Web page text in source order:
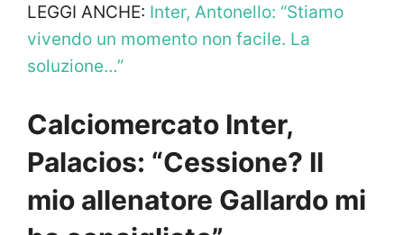
LEGGI ANCHE: Inter, Antonello: “Stiamo
vivendo un momento non facile. La
soluzione…”
Calciomercato Inter,
Palacios: “Cessione? Il
mio allenatore Gallardo mi